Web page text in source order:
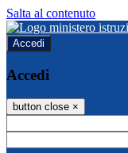
Salta al contenuto
Accedi
Accedi
button close ×